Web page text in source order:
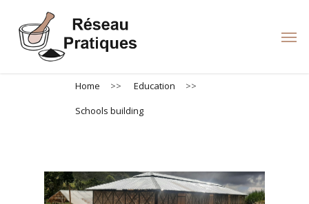
main
Home >> Education
>>
Schools building